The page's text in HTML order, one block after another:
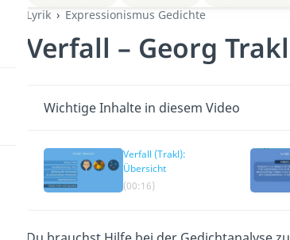
Lyrik
Expressionismus Gedichte
Verfall – Georg Trakl
Wichtige Inhalte in diesem Video
Verfall (Trakl):
Übersicht
(00:16)